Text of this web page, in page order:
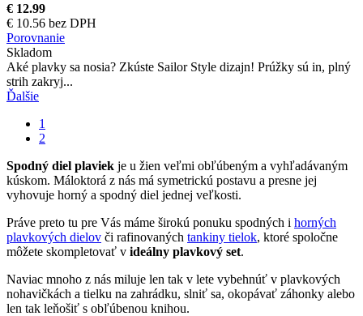
€ 12.99
€ 10.56 bez DPH
Porovnanie
Skladom
Aké plavky sa nosia? Zkúste Sailor Style dizajn! Prúžky sú in, plný
strih zakryj...
Ďalšie
1
2
Spodný diel plaviek je u žien veľmi obľúbeným a vyhľadávaným
kúskom. Máloktorá z nás má symetrickú postavu a presne jej
vyhovuje horný a spodný diel jednej veľkosti.
Práve preto tu pre Vás máme širokú ponuku spodných i horných
plavkových dielov či rafinovaných tankiny tielok, ktoré spoločne
môžete skompletovať v ideálny plavkový set.
Naviac mnoho z nás miluje len tak v lete vybehnúť v plavkových
nohavičkách a tielku na zahrádku, slniť sa, okopávať záhonky alebo
len tak leňošiť s obľúbenou knihou.